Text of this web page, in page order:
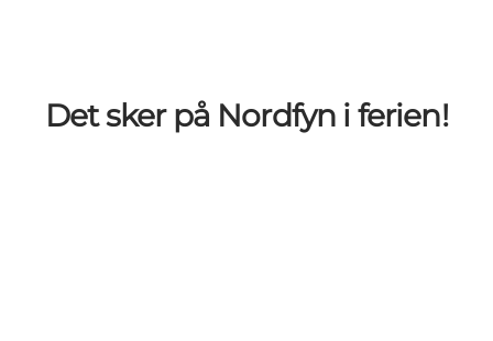
Det sker på Nordfyn i ferien!